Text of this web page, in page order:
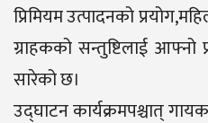
प्रिमियम उत्पादनको
ग्राहकको सन्तुष्टिलाई
सारेको छ।
उद्घाटन कार्यक्रमपश्चात्